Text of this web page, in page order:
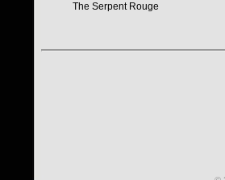
The Serpent Rouge